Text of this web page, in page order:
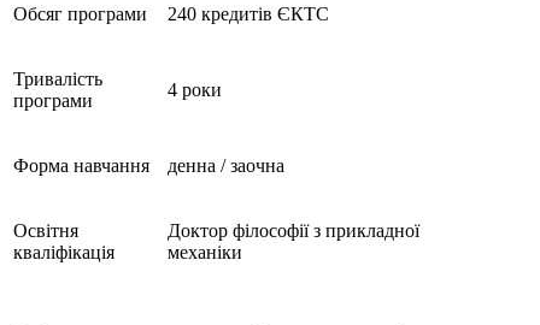
Обсяг програми 240 кредитів ЄКТС
Тривалість
програми
4 роки
Форма навчання денна / заочна
Освітня
кваліфікація
Доктор філософії з прикладної
механіки